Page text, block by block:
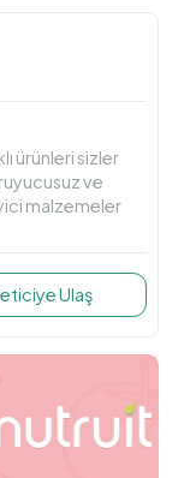
ürünleri sizler
ve
malzemeler
Ulaş